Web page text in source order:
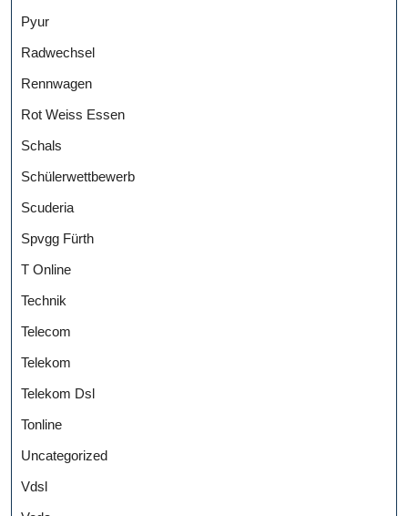
Pyur
Radwechsel
Rennwagen
Rot Weiss Essen
Schals
Schülerwettbewerb
Scuderia
Spvgg Fürth
T Online
Technik
Telecom
Telekom
Telekom Dsl
Tonline
Uncategorized
Vdsl